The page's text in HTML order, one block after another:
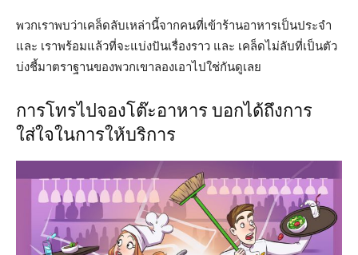
พวกเราพบว่าเคล็ดลับเหล่านี้จากคนที่เข้าร้านอาหารเป็นประจำ
และ เราพร้อมแล้วที่จะแบ่งปันเรื่องราว และ เคล็ดไม่ลับที่เป็นตัว
บ่งชี้มาตราฐานของพวกเขาลองเอาไปใช่กันดูเลย
การโทรไปจองโต๊ะอาหาร บอกได้ถึงการ
ใส่ใจในการให้บริการ